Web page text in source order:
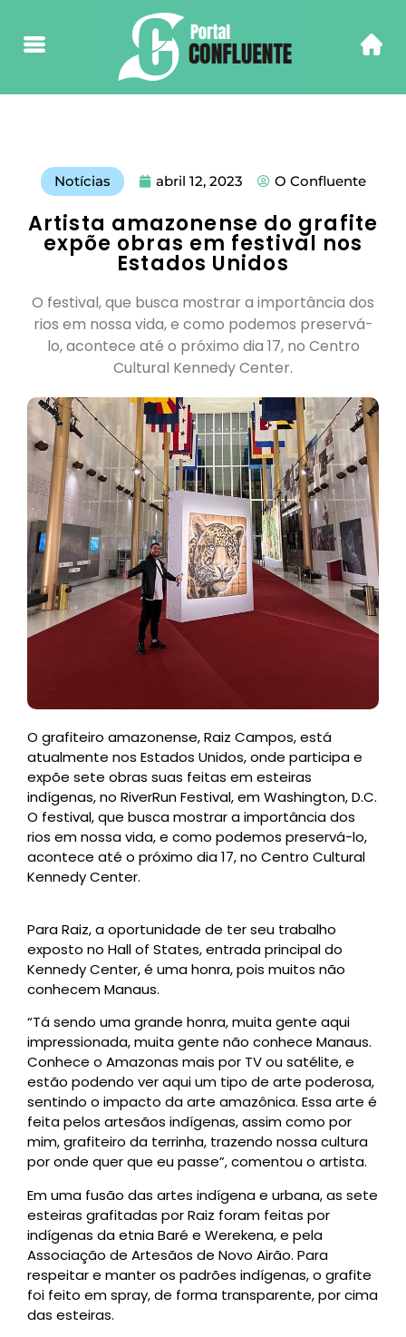
Notícias abril 12, 2023 O Confluente
Artista amazonense do grafite
expõe obras em festival nos
Estados Unidos
O festival, que busca mostrar a importância dos
rios em nossa vida, e como podemos preservá-
lo, acontece até o próximo dia 17, no Centro
Cultural Kennedy Center.
O grafiteiro amazonense, Raiz Campos, está
atualmente nos Estados Unidos, onde participa e
expõe sete obras suas feitas em esteiras
indígenas, no RiverRun Festival, em Washington, D.C.
O festival, que busca mostrar a importância dos
rios em nossa vida, e como podemos preservá-lo,
acontece até o próximo dia 17, no Centro Cultural
Kennedy Center.
Para Raiz, a oportunidade de ter seu trabalho
exposto no Hall of States, entrada principal do
Kennedy Center, é uma honra, pois muitos não
conhecem Manaus.
“Tá sendo uma grande honra, muita gente aqui
impressionada, muita gente não conhece Manaus.
Conhece o Amazonas mais por TV ou satélite, e
estão podendo ver aqui um tipo de arte poderosa,
sentindo o impacto da arte amazônica. Essa arte é
feita pelos artesãos indígenas, assim como por
mim, grafiteiro da terrinha, trazendo nossa cultura
por onde quer que eu passe”, comentou o artista.
Em uma fusão das artes indígena e urbana, as sete
esteiras grafitadas por Raiz foram feitas por
indígenas da etnia Baré e Werekena, e pela
Associação de Artesãos de Novo Airão. Para
respeitar e manter os padrões indígenas, o grafite
foi feito em spray, de forma transparente, por cima
das esteiras.